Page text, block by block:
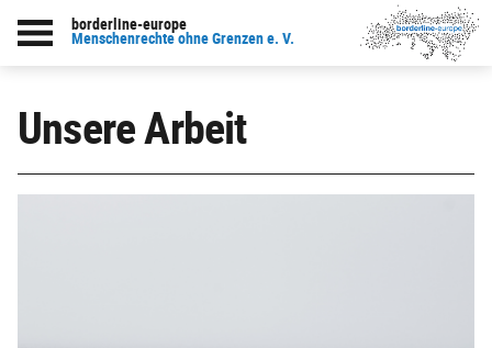
borderline-europe
Menschenrechte ohne Grenzen e. V.
Unsere Arbeit